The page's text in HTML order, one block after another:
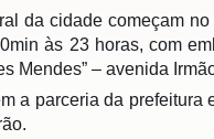
da cidade começam
às 23 horas, com
Mendes” – avenida
a parceria da